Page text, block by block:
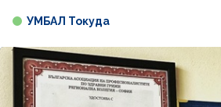
УМБАЛ Токуда